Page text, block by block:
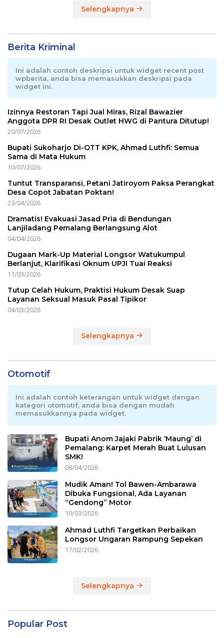
Selengkapnya
Berita Kriminal
Ini adalah contoh deskripsi untuk widget recent post
wpberita, anda bisa memasukkan deskripsi pada
widget ini.
Izinnya Restoran Tapi Jual Miras, Rizal Bawazier
Anggota DPR RI Desak Outlet HWG di Pantura Ditutup!
20/07/2026
Bupati Sukoharjo Di-OTT KPK, Ahmad Luthfi: Semua
Sama di Mata Hukum
10/07/2026
Tuntut Transparansi, Petani Jatiroyom Paksa Perangkat
Desa Copot Jabatan Poktan!
23/04/2026
Dramatis! Evakuasi Jasad Pria di Bendungan
Lanjiladang Pemalang Berlangsung Alot
04/04/2026
Dugaan Mark-Up Material Longsor Watukumpul
Berlanjut, Klarifikasi Oknum UPJI Tuai Reaksi
11/03/2026
Tutup Celah Hukum, Praktisi Hukum Desak Suap
Layanan Seksual Masuk Pasal Tipikor
04/03/2026
Selengkapnya
Otomotif
Ini adalah contoh keterangan untuk widget dengan
kategori otomotif, anda bisa dengan mudah
memasukkannya pada widget.
Bupati Anom Jajaki Pabrik ‘Maung’ di
Pemalang: Karpet Merah Buat Lulusan
SMK!
08/04/2026
Mudik Aman! Tol Bawen-Ambarawa
Dibuka Fungsional, Ada Layanan
“Gendong” Motor
10/03/2026
Ahmad Luthfi Targetkan Perbaikan
Longsor Ungaran Rampung Sepekan
17/02/2026
Selengkapnya
Popular Post